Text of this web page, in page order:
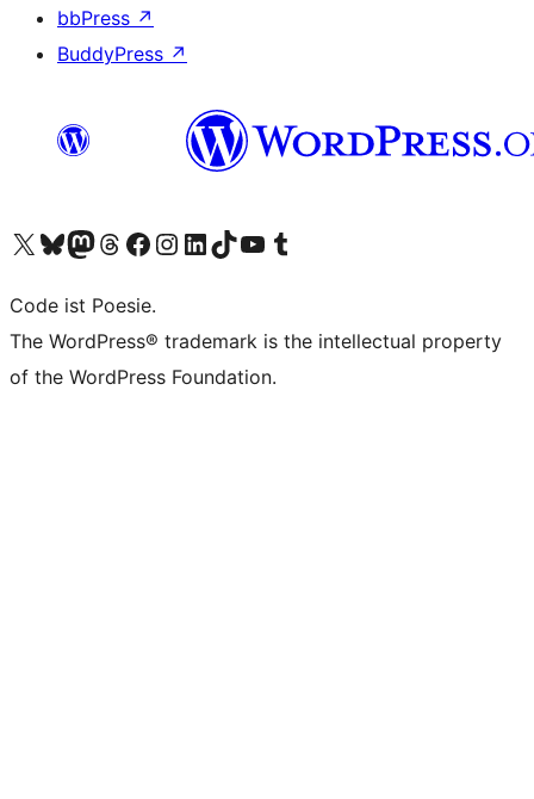
bbPress ↗
BuddyPress ↗
Visit our X (formerly Twitter) account
Visit our Bluesky account
Visit our Mastodon account
Visit our Threads account
Visit our Facebook page
Visit our Instagram account
Visit our LinkedIn account
Visit our TikTok account
Visit our YouTube channel
Visit our Tumblr account
Code ist Poesie.
The WordPress® trademark is the intellectual property
of the WordPress Foundation.